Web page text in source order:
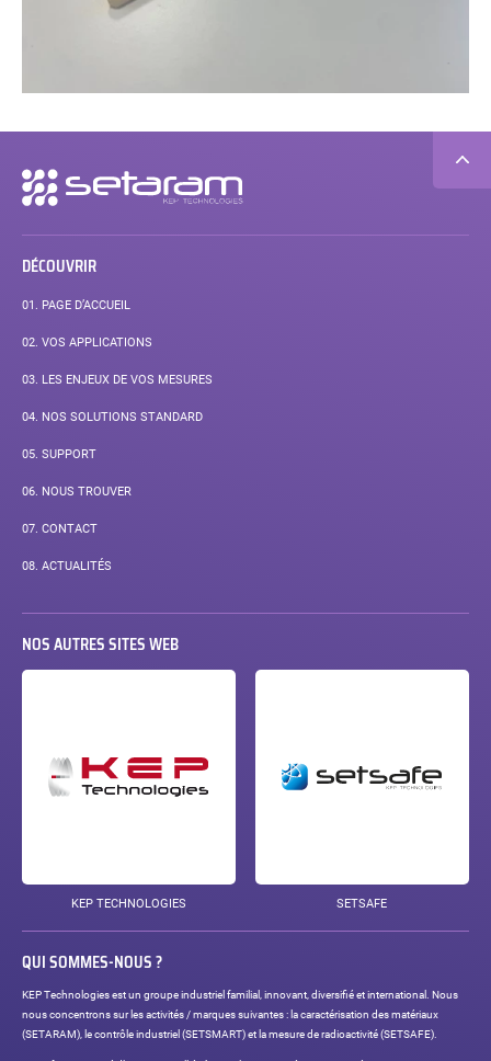
Navigation
secondaire
DÉCOUVRIR
01. PAGE D’ACCUEIL
02. VOS APPLICATIONS
03. LES ENJEUX DE VOS MESURES
04. NOS SOLUTIONS STANDARD
05. SUPPORT
06. NOUS TROUVER
07. CONTACT
08. ACTUALITÉS
NOS AUTRES SITES WEB
KEP TECHNOLOGIES SETSAFE
QUI SOMMES-NOUS ?
KEP Technologies est un groupe industriel familial, innovant, diversifié et international. Nous
nous concentrons sur les activités / marques suivantes : la caractérisation des matériaux
(SETARAM), le contrôle industriel (SETSMART) et la mesure de radioactivité (SETSAFE).